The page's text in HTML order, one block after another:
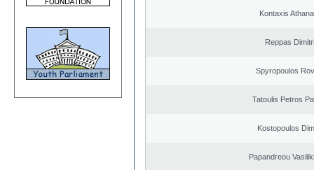
Kontaxis
Reppas
Spyropoulos
Tatoulis Petros
Kostopoulos
Papandreou